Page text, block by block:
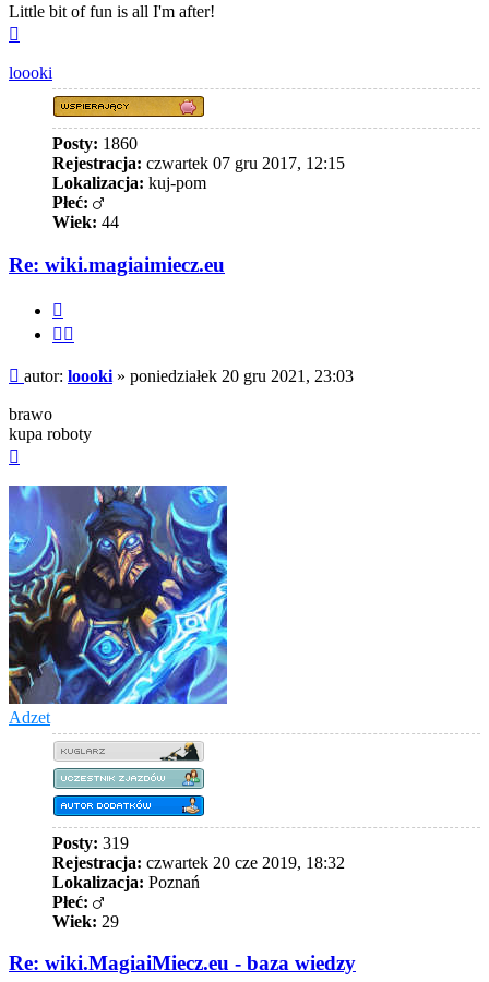
Little bit of fun is all I'm after!
loooki
Posty: 1860
Rejestracja: czwartek 07 gru 2017, 12:15
Lokalizacja: kuj-pom
Płeć:
Wiek: 44
Re: wiki.magiaimiecz.eu
Post
autor: loooki » poniedziałek 20 gru 2021, 23:03
brawo
kupa roboty
Adzet
Posty: 319
Rejestracja: czwartek 20 cze 2019, 18:32
Lokalizacja: Poznań
Płeć:
Wiek: 29
Re: wiki.MagiaiMiecz.eu - baza wiedzy